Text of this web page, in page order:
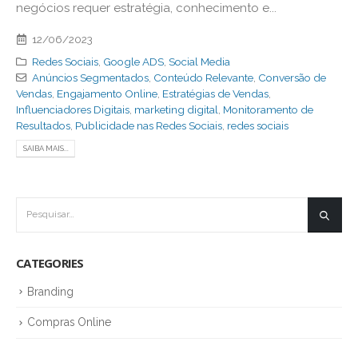
negócios requer estratégia, conhecimento e...
12/06/2023
Redes Sociais, Google ADS, Social Media
Anúncios Segmentados, Conteúdo Relevante, Conversão de
Vendas Engajamento Online Estratégias de Vendas
Influenciadores Digitais marketing digital Monitoramento de
Resultados Publicidade nas Redes Sociais redes sociais
SAIBA MAIS...
CATEGORIES
Branding
Compras Online